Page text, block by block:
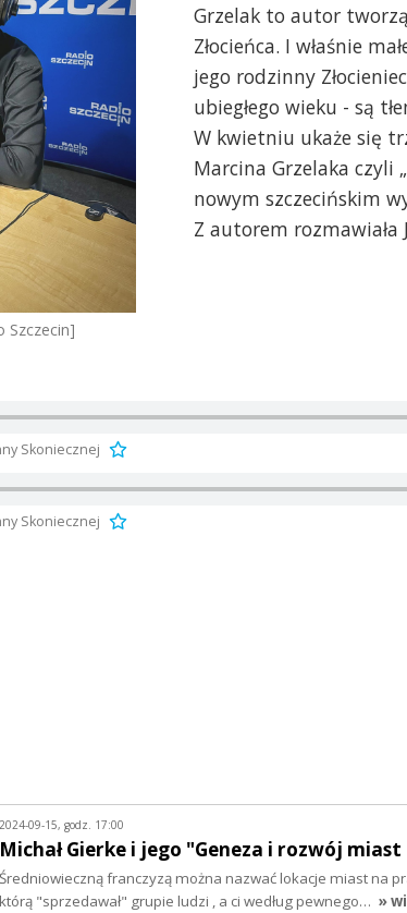
Szczecin]
Grzelak to autor
Złocieńca. I właśnie
jego rodzinny
ubiegłego wieku - są
W kwietniu ukaże się
Marcina Grzelaka czyli
nowym szczecińskim
Z autorem rozmawiała
Skoniecznej
Skoniecznej
2024-09-15, godz. 17:00
Michał Gierke i jego "Geneza i rozwój
Średniowieczną franczyzą można nazwać lokacje miast na
którą "sprzedawał" grupie ludzi , a ci według pewnego… »